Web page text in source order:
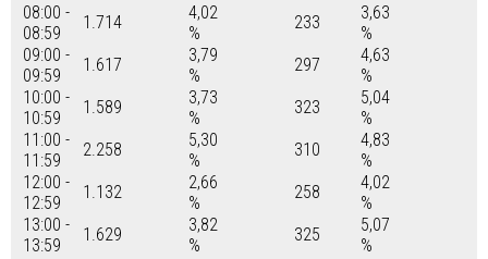
08:00 -
08:59
1.714
4,02
%
233
3,63
%
09:00 -
09:59
1.617
3,79
%
297
4,63
%
10:00 -
10:59
1.589
3,73
%
323
5,04
%
11:00 -
11:59
2.258
5,30
%
310
4,83
%
12:00 -
12:59
1.132
2,66
%
258
4,02
%
13:00 -
13:59
1.629
3,82
%
325
5,07
%